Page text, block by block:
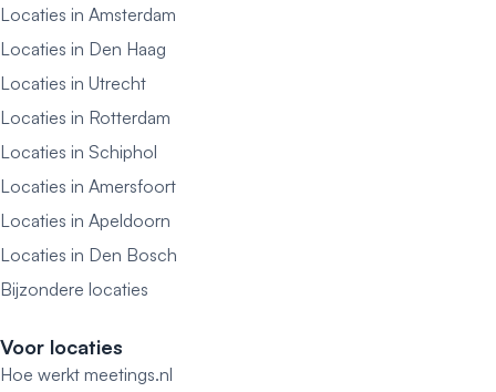
Locaties in Amsterdam
Locaties in Den Haag
Locaties in Utrecht
Locaties in Rotterdam
Locaties in Schiphol
Locaties in Amersfoort
Locaties in Apeldoorn
Locaties in Den Bosch
Bijzondere locaties
Voor locaties
Hoe werkt meetings.nl